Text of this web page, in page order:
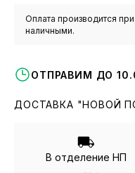
Оплата производится
наличными.
ОТПРАВИМ ДО
ДОСТАВКА "НОВОЙ
В отделение НП